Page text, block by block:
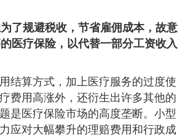
了规避税收，节省雇佣成本，故意
医疗保险，以代替一部分工资收入
算方式，加上医疗服务的过度使
费用高涨外，还衍生出许多其他的
是医疗保险市场的高度垄断。小型
应对大幅攀升的理赔费用和行政成